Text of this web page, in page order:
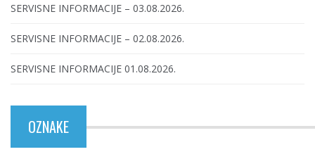
SERVISNE INFORMACIJE – 03.08.2026.
SERVISNE INFORMACIJE – 02.08.2026.
SERVISNE INFORMACIJE 01.08.2026.
OZNAKE